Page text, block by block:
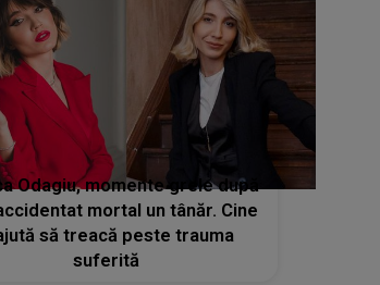
Odagiu, momente grele după
mortal un tânăr. Cine
să treacă peste trauma
suferită